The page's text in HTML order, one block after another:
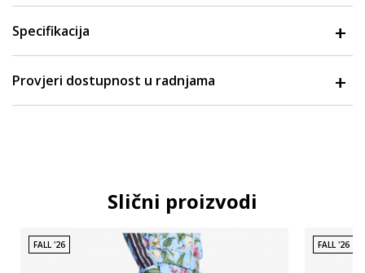
Specifikacija
Provjeri dostupnost u radnjama
Slični proizvodi
FALL '26 FALL '26